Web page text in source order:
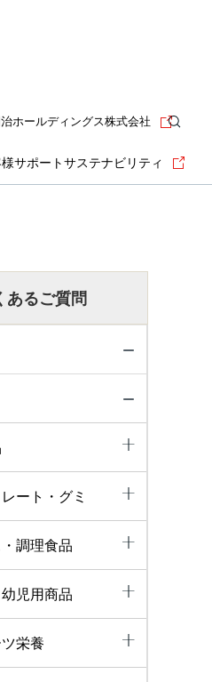
サポートサステナビリティ
ホールディングス株式会社
あるご質問
ート・グミ
調理食品
児用商品
栄養